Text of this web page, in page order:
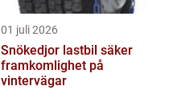
01 juli 2026
Snökedjor lastbil säker
framkomlighet på
vintervägar